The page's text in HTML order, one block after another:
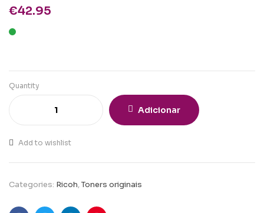
€42.95
Quantity
Adicionar
Add to wishlist
Categories: Ricoh,Toners originais